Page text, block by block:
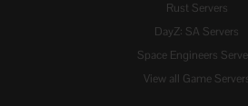
Rust Servers
DayZ: SA Servers
Space Engineers
View all Game